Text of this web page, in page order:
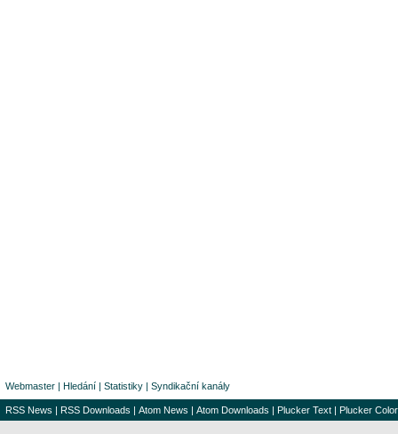
Webmaster | Hledání | Statistiky | Syndikační kanály
RSS News | RSS Downloads | Atom News | Atom Downloads | Plucker Text | Plucker Color